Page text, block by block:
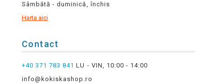
Sâmbătă - duminică, închis
Harta aici
Contact
+40 371 783 841 LU - VIN, 10:00 - 14:00
info@kokiskashop.ro